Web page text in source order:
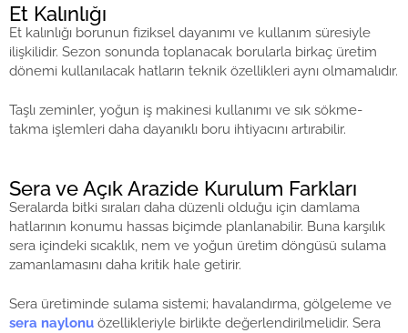
Et Kalınlığı
Et kalınlığı borunun fiziksel dayanımı ve kullanım süresiyle
ilişkilidir. Sezon sonunda toplanacak borularla birkaç üretim
dönemi kullanılacak hatların teknik özellikleri aynı olmamalıdır.
Taşlı zeminler, yoğun iş makinesi kullanımı ve sık sökme-
takma işlemleri daha dayanıklı boru ihtiyacını artırabilir.
Sera ve Açık Arazide Kurulum Farkları
Seralarda bitki sıraları daha düzenli olduğu için damlama
hatlarının konumu hassas biçimde planlanabilir. Buna karşılık
sera içindeki sıcaklık, nem ve yoğun üretim döngüsü sulama
zamanlamasını daha kritik hale getirir.
Sera üretiminde sulama sistemi; havalandırma, gölgeleme ve
sera naylonu özellikleriyle birlikte değerlendirilmelidir. Sera